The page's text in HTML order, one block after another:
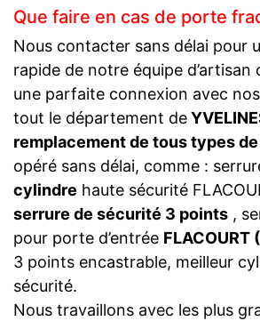
Que faire en cas de porte
Nous contacter sans délai pour
rapide de notre équipe d’artisan
une parfaite connexion avec
tout le département de
remplacement de tous types
opéré sans délai, comme :
cylindre haute sécurité
serrure de sécurité 3 points ,
pour porte d’entrée FLACOURT
3 points encastrable, meilleur
sécurité.
Nous travaillons avec les plus